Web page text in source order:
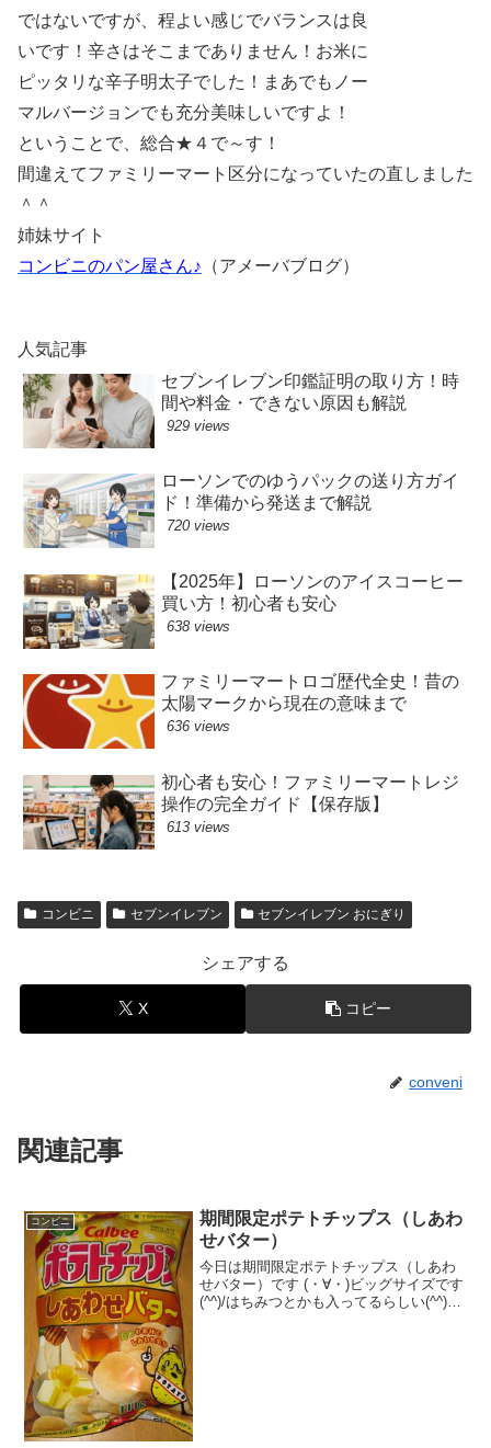
ではないですが、程よい感じでバランスは良
いです！辛さはそこまでありません！お米に
ピッタリな辛子明太子でした！まあでもノー
マルバージョンでも充分美味しいですよ！
ということで、総合★４で～す！
間違えてファミリーマート区分になっていたの直しました
＾＾
姉妹サイト
コンビニのパン屋さん♪ （アメーバブログ）
人気記事
セブンイレブン印鑑証明の取り方！時
間や料金・できない原因も解説
929 views
ローソンでのゆうパックの送り方ガイ
ド！準備から発送まで解説
720 views
【2025年】ローソンのアイスコーヒー
買い方！初心者も安心
638 views
ファミリーマートロゴ歴代全史！昔の
太陽マークから現在の意味まで
636 views
初心者も安心！ファミリーマートレジ
操作の完全ガイド【保存版】
613 views
コンビニ セブンイレブン セブンイレブン おにぎり
シェアする
X コピー
conveni
関連記事
コンビニ
期間限定ポテトチップス（しあわ
せバター）
今日は期間限定ポテトチップス（しあわ
せバター）です (・∀・)ビッグサイズです
(^^)/はちみつとかも入ってるらしい(^^)パ